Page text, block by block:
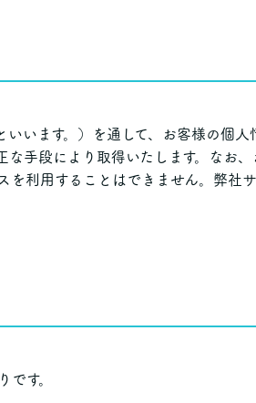
います。）を通して、お客様の個
手段により取得いたします。なお
利用することはできません。弊社
す。